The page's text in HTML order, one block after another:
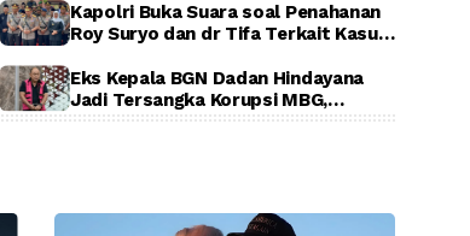
Kapolri Buka Suara soal Penahanan
Roy Suryo dan dr Tifa Terkait Kasus
Eks Kepala BGN Dadan Hindayana
Jadi Tersangka Korupsi MBG,